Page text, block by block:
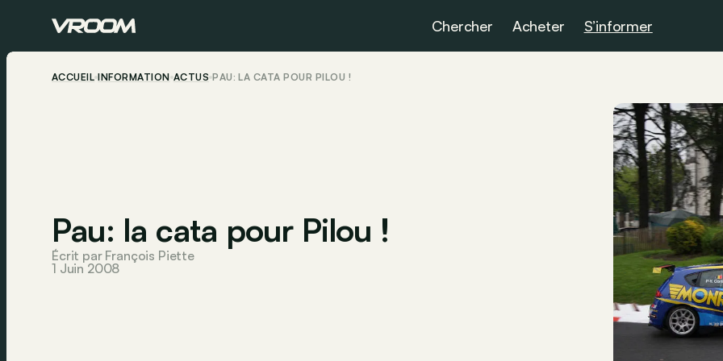
Chercher Acheter S’informer
ACCUEIL INFORMATION ACTUS PAU: LA CATA POUR PILOU !
Pau: la cata pour Pilou !
Écrit par François Piette
1 Juin 2008